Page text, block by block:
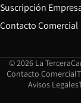
Suscripción
Contacto Comercial
© 2026 La Tercera
Contacto Comercial
Avisos Legales